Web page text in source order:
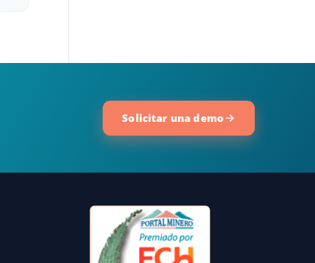
Solicitar una demo